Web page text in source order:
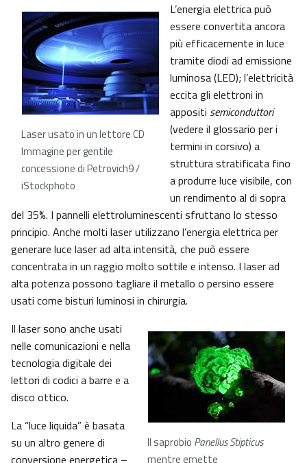
Laser usato in un lettore CD
Immagine per gentile
concessione di Petrovich9 /
iStockphoto
L’energia elettrica può
essere convertita ancora
più efficacemente in luce
tramite diodi ad emissione
luminosa (LED); l’elettricità
eccita gli elettroni in
appositi semiconduttori
(vedere il glossario per i
termini in corsivo) a
struttura stratificata fino
a produrre luce visibile, con
un rendimento al di sopra
del 35%. I pannelli elettroluminescenti sfruttano lo stesso
principio. Anche molti laser utilizzano l’energia elettrica per
generare luce laser ad alta intensità, che può essere
concentrata in un raggio molto sottile e intenso. I laser ad
alta potenza possono tagliare il metallo o persino essere
usati come bisturi luminosi in chirurgia.
Il saprobio Panellus Stipticus
mentre emette
Il laser sono anche usati
nelle comunicazioni e nella
tecnologia digitale dei
lettori di codici a barre e a
disco ottico.
La “luce liquida” è basata
su un altro genere di
conversione energetica –